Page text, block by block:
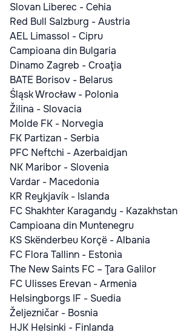
Slovan Liberec - Cehia
Red Bull Salzburg - Austria
AEL Limassol - Cipru
Campioana din Bulgaria
Dinamo Zagreb - Croaţia
BATE Borisov - Belarus
Śląsk Wrocław - Polonia
Žilina - Slovacia
Molde FK - Norvegia
FK Partizan - Serbia
PFC Neftchi - Azerbaidjan
NK Maribor - Slovenia
Vardar - Macedonia
KR Reykjavík - Islanda
FC Shakhter Karagandy - Kazakhstan
Campioana din Muntenegru
KS Skënderbeu Korçë - Albania
FC Flora Tallinn - Estonia
The New Saints FC – Ţara Galilor
FC Ulisses Erevan - Armenia
Helsingborgs IF - Suedia
Željezničar - Bosnia
HJK Helsinki - Finlanda